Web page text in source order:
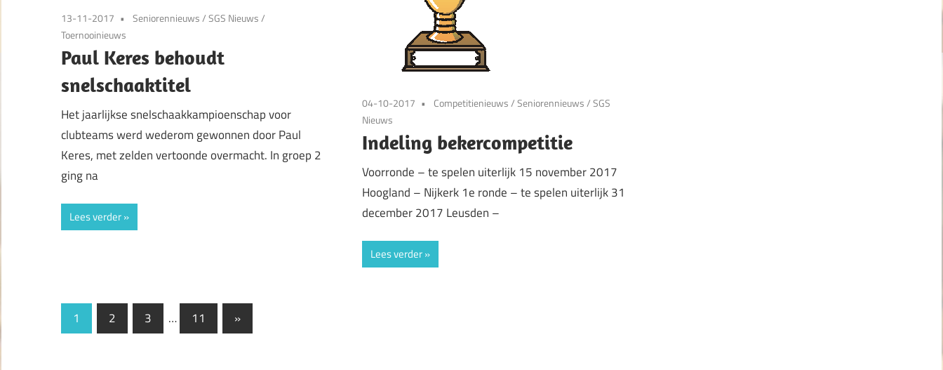
13-11-2017 Seniorennieuws/SGS Nieuws/
Toernooinieuws
Paul Keres behoudt
snelschaaktitel
Het jaarlijkse snelschaakkampioenschap voor
clubteams werd wederom gewonnen door Paul
Keres, met zelden vertoonde overmacht. In groep 2
ging na
Lees verder
04-10-2017 Competitienieuws/Seniorennieuws/SGS
Nieuws
Indeling bekercompetitie
Voorronde – te spelen uiterlijk 15 november 2017
Hoogland – Nijkerk 1e ronde – te spelen uiterlijk 31
december 2017 Leusden –
Lees verder
Berichten
paginering
1 2 3 … 11
Volgende
berichten
»